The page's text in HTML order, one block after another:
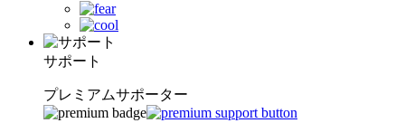
サポート
プレミアムサポーター